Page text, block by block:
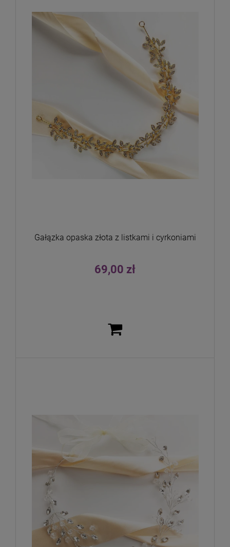
Gałązka opaska złota z listkami i cyrkoniami
69,00 zł